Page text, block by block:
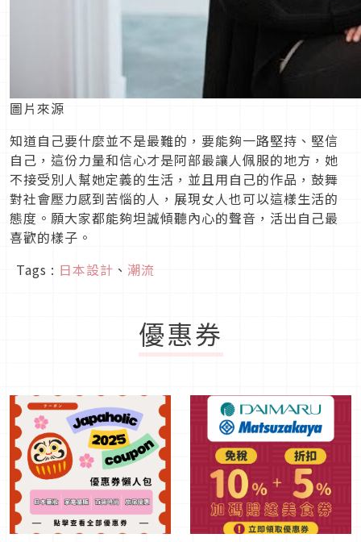
圖片來源
知道自己要什麼並不是最難的，要能夠一路堅持、堅信
自己，這份力量和信心才是阿部最讓人佩服的地方，她
不接受別人幫她定義的生活，並且用自己的作品，鼓舞
對社會壓力感到苦惱的人，展現女人也可以這樣生活的
態度。願大家都能夠坦誠傾聽內心的聲音，活出自己最
喜歡的樣子。
Tags : 日本設計 、 潮流
優惠券